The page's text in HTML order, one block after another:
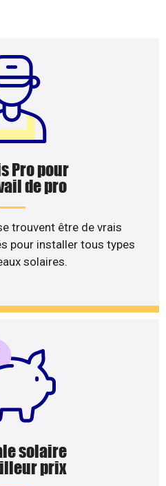
Pro pour
de pro
trouvent être de vrais
pour installer tous types
solaires.
solaire
prix